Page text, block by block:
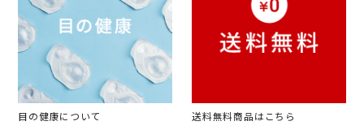
目の健康について 送料無料商品はこちら